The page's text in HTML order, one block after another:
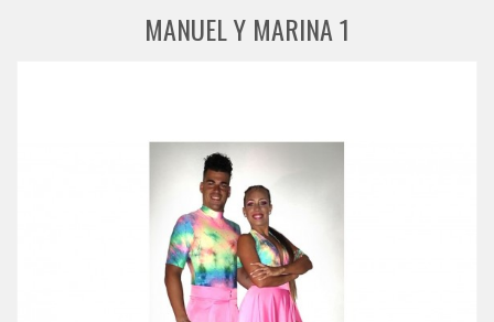
CREACIONES ESPECIALESMANUEL Y MARINA 1